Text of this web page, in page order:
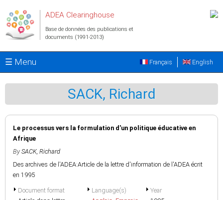
ADEA Clearinghouse
Base de données des publications et
documents (1991-2013)
☰ Menu English
Français
SACK, Richard
Le processus vers la formulation d'un politique éducative en
Afrique
By SACK, Richard
Des archives de l'ADEA:Article de la lettre d'information de l'ADEA écrit
en 1995
Document format
Language(s)
Year